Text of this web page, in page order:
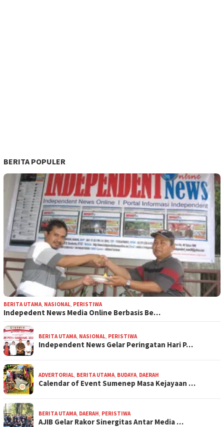
BERITA POPULER
BERITA UTAMA, NASIONAL, PERISTIWA
Indepedent News Media Online Berbasis Be…
BERITA UTAMA, NASIONAL, PERISTIWA
Independent News Gelar Peringatan Hari P…
ADVERTORIAL, BERITA UTAMA, BUDAYA, DAERAH
Calendar of Event Sumenep Masa Kejayaan …
BERITA UTAMA, DAERAH, PERISTIWA
AJIB Gelar Rakor Sinergitas Antar Media …